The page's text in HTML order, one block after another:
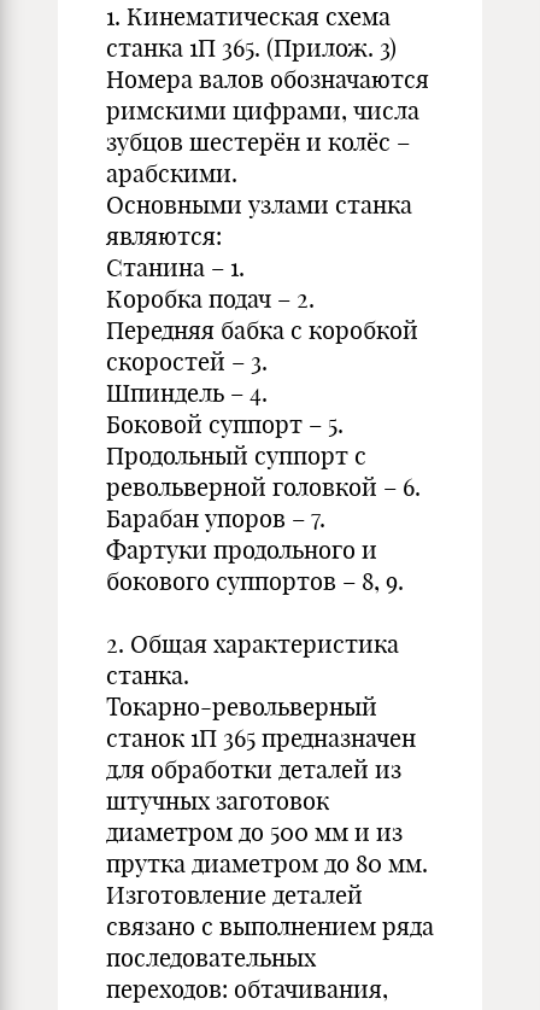
1. Кинематическая схема
станка 1П 365. (Прилож. 3)
Номера валов обозначаются
римскими цифрами, числа
зубцов шестерён и колёс –
арабскими.
Основными узлами станка
являются:
Станина – 1.
Коробка подач – 2.
Передняя бабка с коробкой
скоростей – 3.
Шпиндель – 4.
Боковой суппорт – 5.
Продольный суппорт с
револьверной головкой – 6.
Барабан упоров – 7.
Фартуки продольного и
бокового суппортов – 8, 9.
2. Общая характеристика
станка.
Токарно-револьверный
станок 1П 365 предназначен
для обработки деталей из
штучных заготовок
диаметром до 500 мм и из
прутка диаметром до 80 мм.
Изготовление деталей
связано с выполнением ряда
последовательных
переходов: обтачивания,